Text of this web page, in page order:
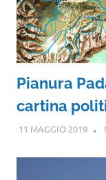
Pianura
cartina
11 MAGGIO 2019